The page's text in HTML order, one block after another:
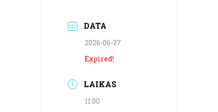
DATA
2026-06-27
Expired!
LAIKAS
11:00